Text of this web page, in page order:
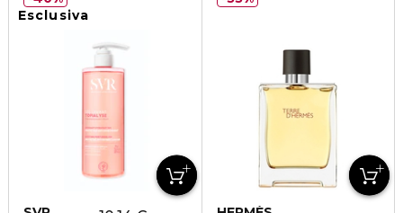
Esclusiva